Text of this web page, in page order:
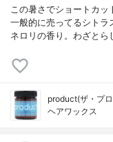
この暑さでショートカッ
一般的に売ってるシトラ
ネロリの香り。わざとら
product(ザ・プ
ヘアワックス